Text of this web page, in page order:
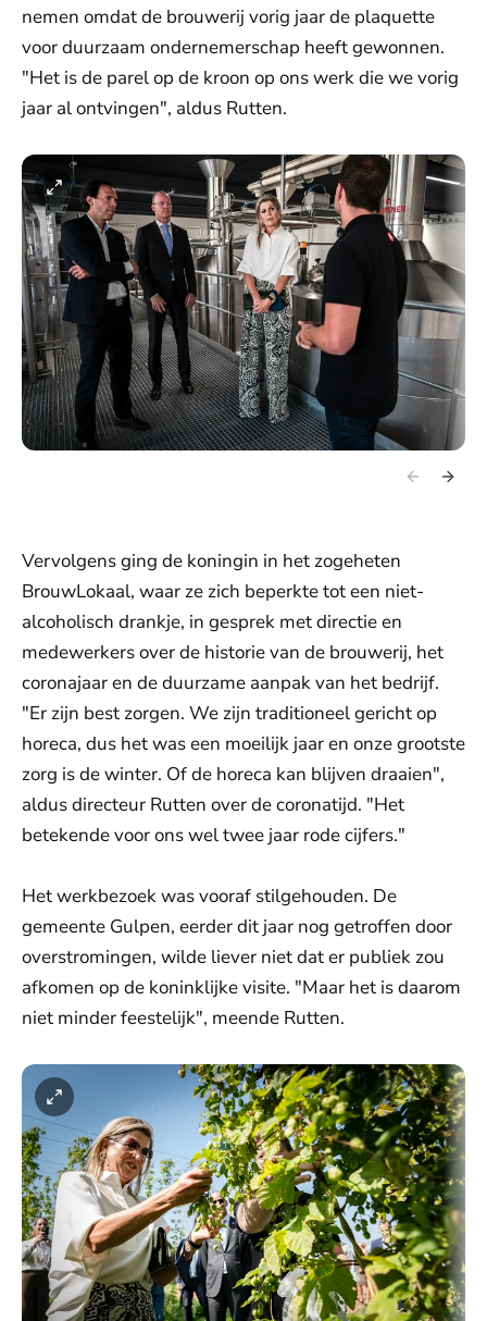
nemen omdat de brouwerij vorig jaar de plaquette
voor duurzaam ondernemerschap heeft gewonnen.
"Het is de parel op de kroon op ons werk die we vorig
jaar al ontvingen", aldus Rutten.
Vervolgens ging de koningin in het zogeheten
BrouwLokaal, waar ze zich beperkte tot een niet-
alcoholisch drankje, in gesprek met directie en
medewerkers over de historie van de brouwerij, het
coronajaar en de duurzame aanpak van het bedrijf.
"Er zijn best zorgen. We zijn traditioneel gericht op
horeca, dus het was een moeilijk jaar en onze grootste
zorg is de winter. Of de horeca kan blijven draaien",
aldus directeur Rutten over de coronatijd. "Het
betekende voor ons wel twee jaar rode cijfers."
Het werkbezoek was vooraf stilgehouden. De
gemeente Gulpen, eerder dit jaar nog getroffen door
overstromingen, wilde liever niet dat er publiek zou
afkomen op de koninklijke visite. "Maar het is daarom
niet minder feestelijk", meende Rutten.